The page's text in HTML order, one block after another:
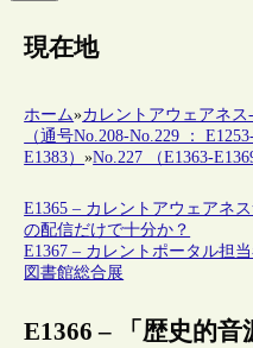
現在地
ホーム»カレントアウェアネス
（通号No.208-No.229 ：
E1383）»No.227 （E1363-
E1365 – カレントアウェアネ
の配信だけで十分か？
E1367 – カレントポータル担
図書館総合展
E1366 – 「歴史的音